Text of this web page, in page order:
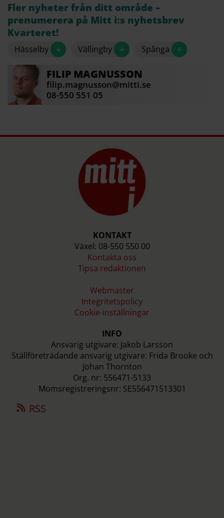
Fler nyheter från ditt område –
prenumerera på Mitt i:s nyhetsbrev
Kvarteret!
Hässelby + Vällingby + Spånga +
FILIP MAGNUSSON
filip.magnusson@mitti.se
08-550 551 05
KONTAKT
Växel: 08-550 550 00
Kontakta oss
Tipsa redaktionen
Webmaster
Integritetspolicy
Cookie-inställningar
INFO
Ansvarig utgivare: Jakob Larsson
Ställföreträdande ansvarig utgivare: Frida Brooke och
Johan Thornton
Org. nr: 556471-5133
Momsregistreringsnr: SE556471513301
RSS